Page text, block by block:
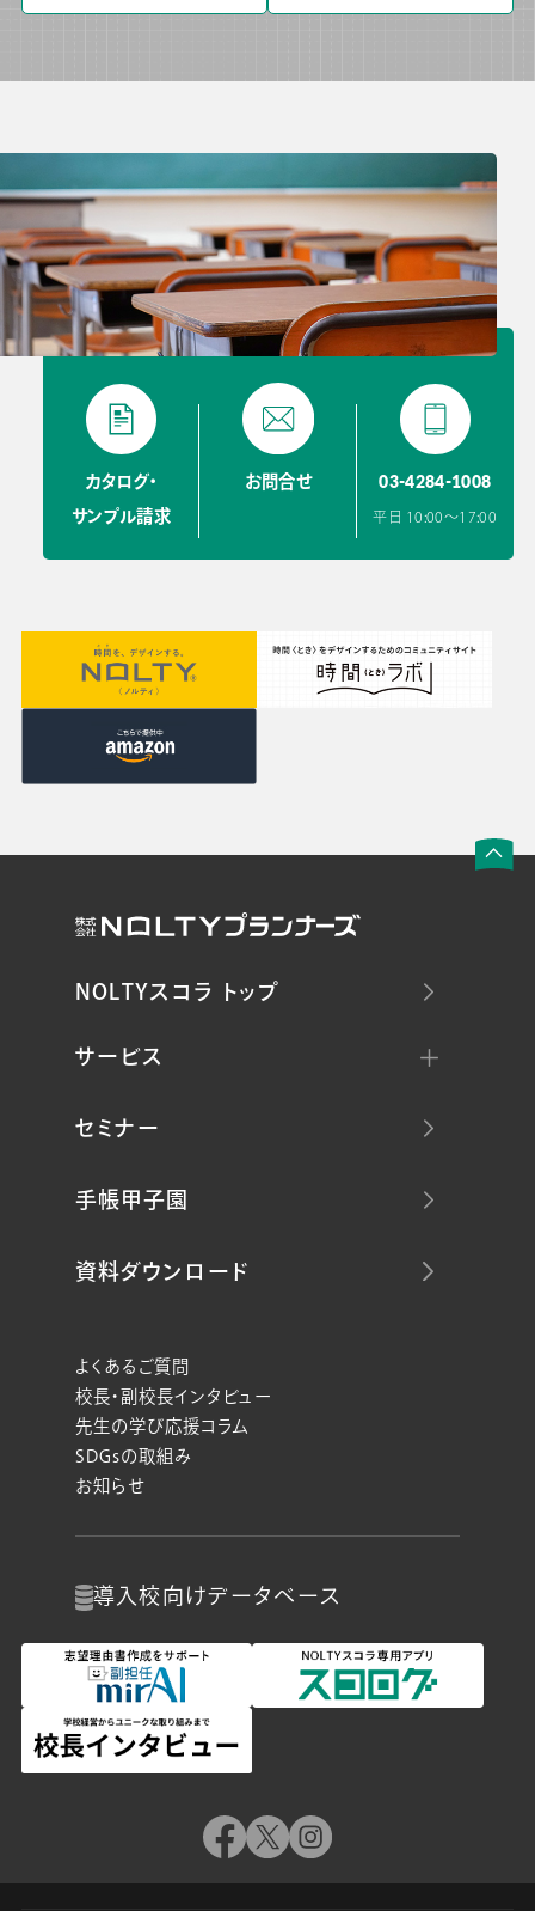
カタログ・
サンプル請求
お問合せ 03-4284-1008
平日 10:00〜17:00
NOLTYスコラ トップ
サービス
セミナー
手帳甲子園
資料ダウンロード
よくあるご質問
校長・副校長インタビュー
先生の学び応援コラム
SDGsの取組み
お知らせ
導入校向けデータベース